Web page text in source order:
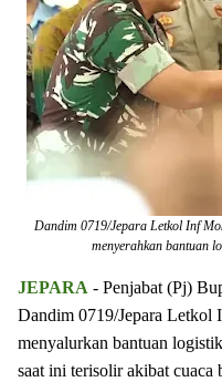
Dandim 0719/Jepara Letkol Inf
menyerahkan bantuan
JEPARA - Penjabat (Pj)
Dandim 0719/Jepara Letkol
menyalurkan bantuan
saat ini terisolir akibat cuaca